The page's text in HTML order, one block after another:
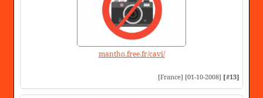
mantho.free.fr/cavi/
[France] [01-10-2008] [#13]